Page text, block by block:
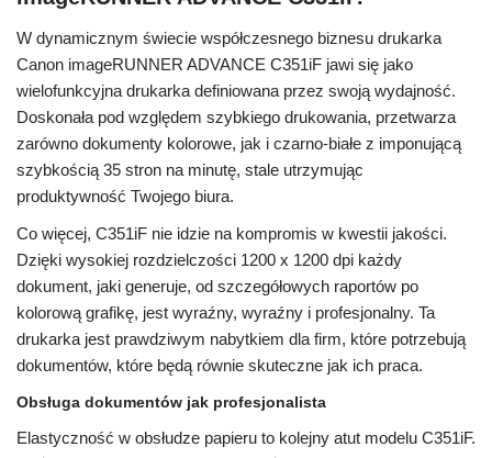
W dynamicznym świecie współczesnego biznesu drukarka
Canon imageRUNNER ADVANCE C351iF jawi się jako
wielofunkcyjna drukarka definiowana przez swoją wydajność.
Doskonała pod względem szybkiego drukowania, przetwarza
zarówno dokumenty kolorowe, jak i czarno-białe z imponującą
szybkością 35 stron na minutę, stale utrzymując
produktywność Twojego biura.
Co więcej, C351iF nie idzie na kompromis w kwestii jakości.
Dzięki wysokiej rozdzielczości 1200 x 1200 dpi każdy
dokument, jaki generuje, od szczegółowych raportów po
kolorową grafikę, jest wyraźny, wyraźny i profesjonalny. Ta
drukarka jest prawdziwym nabytkiem dla firm, które potrzebują
dokumentów, które będą równie skuteczne jak ich praca.
Obsługa dokumentów jak profesjonalista
Elastyczność w obsłudze papieru to kolejny atut modelu C351iF.